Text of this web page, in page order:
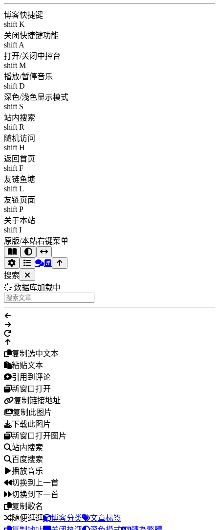
博客快捷键
shift K
关闭快捷键功能
shift A
打开/关闭中控台
shift M
播放/暂停音乐
shift D
深色/浅色显示模式
shift S
站内搜索
shift R
随机访问
shift H
返回首页
shift F
友链鱼塘
shift L
友链页面
shift P
关于本站
shift I
原版/本站右键菜单
搜索
数据库加载中
复制选中文本
粘贴文本
引用到评论
新窗口打开
复制链接地址
复制此图片
下载此图片
新窗口打开图片
站内搜索
百度搜索
播放音乐
切换到上一首
切换到下一首
复制歌名
随便逛逛
博客分类
文章标签